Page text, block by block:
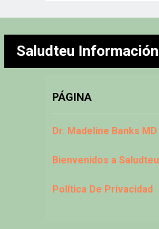
Saludteu Información
PÁGINA
Dr. Madeline Banks MD
Bienvenidos a Saludteu
Política De Privacidad